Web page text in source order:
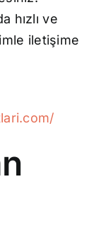
hızlı ve
iletişime